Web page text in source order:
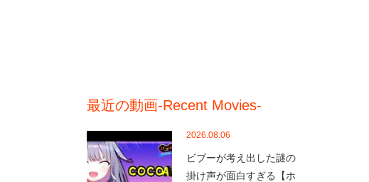
最近の動画-Recent Movies-
2026.08.06
ビブーが考え出した謎の
掛け声が面白すぎる【ホ